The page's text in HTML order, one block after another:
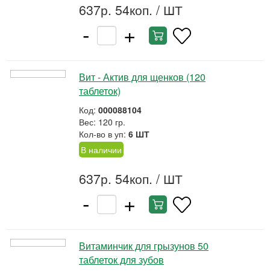
637р. 54коп. / ШТ
- +
Вит - Актив для щенков (120
таблеток)
Код: 000088104
Вес: 120 гр.
Кол-во в уп: 6 ШТ
В наличии
637р. 54коп. / ШТ
- +
Витаминчик для грызунов 50
таблеток для зубов